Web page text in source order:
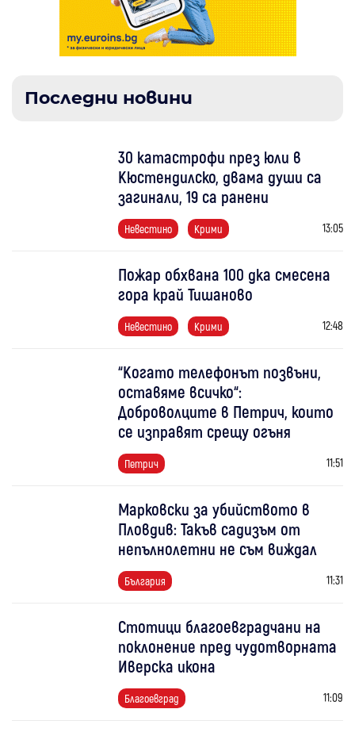
Последни новини
30 катастрофи през юли в
Кюстендилско, двама души са
загинали, 19 са ранени
Невестино Крими 13:05
Пожар обхвана 100 дка смесена
гора край Тишаново
Невестино Крими 12:48
“Когато телефонът позвъни,
оставяме всичко“:
Доброволците в Петрич, които
се изправят срещу огъня
Петрич 11:51
Марковски за убийството в
Пловдив: Такъв садизъм от
непълнолетни не съм виждал
България 11:31
Стотици благоевградчани на
поклонение пред чудотворната
Иверска икона
Благоевград 11:09